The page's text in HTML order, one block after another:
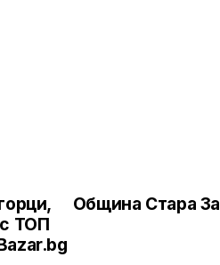
Община Стара
ТОП